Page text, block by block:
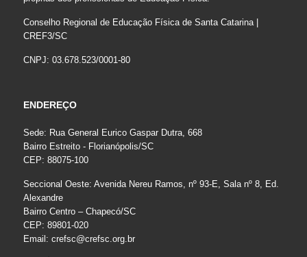
Conselho Regional de Educação Física de Santa Catarina |
CREF3/SC
CNPJ: 03.678.523/0001-80
ENDEREÇO
Sede: Rua General Eurico Gaspar Dutra, 668
Bairro Estreito - Florianópolis/SC
CEP: 88075-100
Seccional Oeste: Avenida Nereu Ramos, nº 93-E, Sala nº 8, Ed.
Alexandre
Bairro Centro – Chapecó/SC
CEP: 89801-020
Email: crefsc@crefsc.org.br